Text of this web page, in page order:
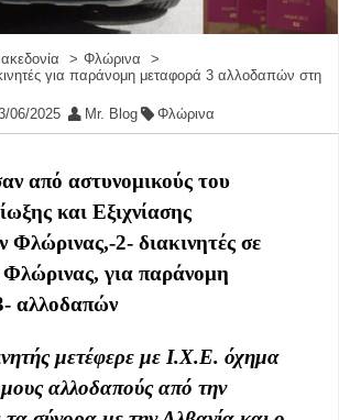
Φλώρινα
για παράνομη μεταφορά 3 αλλοδαπών στη
06/2025
Mr. Blog Φλώρινα
από αστυνομικούς του
και Εξιχνίασης
Φλώρινας,-2- διακινητές σε
Φλώρινας, για παράνομη
αλλοδαπών
μετέφερε με Ι.Χ.Ε. όχημα
αλλοδαπούςαπό την